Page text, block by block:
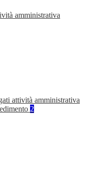
amministrativa
attività amministrativa
2